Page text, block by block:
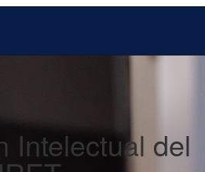
Intelectual del